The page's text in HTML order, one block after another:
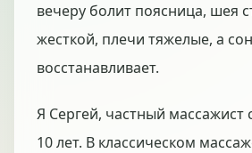
вечеру болит поясница, шея
жесткой, плечи тяжелые, а
восстанавливает.
Я Сергей, частный массажист
10 лет. В классическом